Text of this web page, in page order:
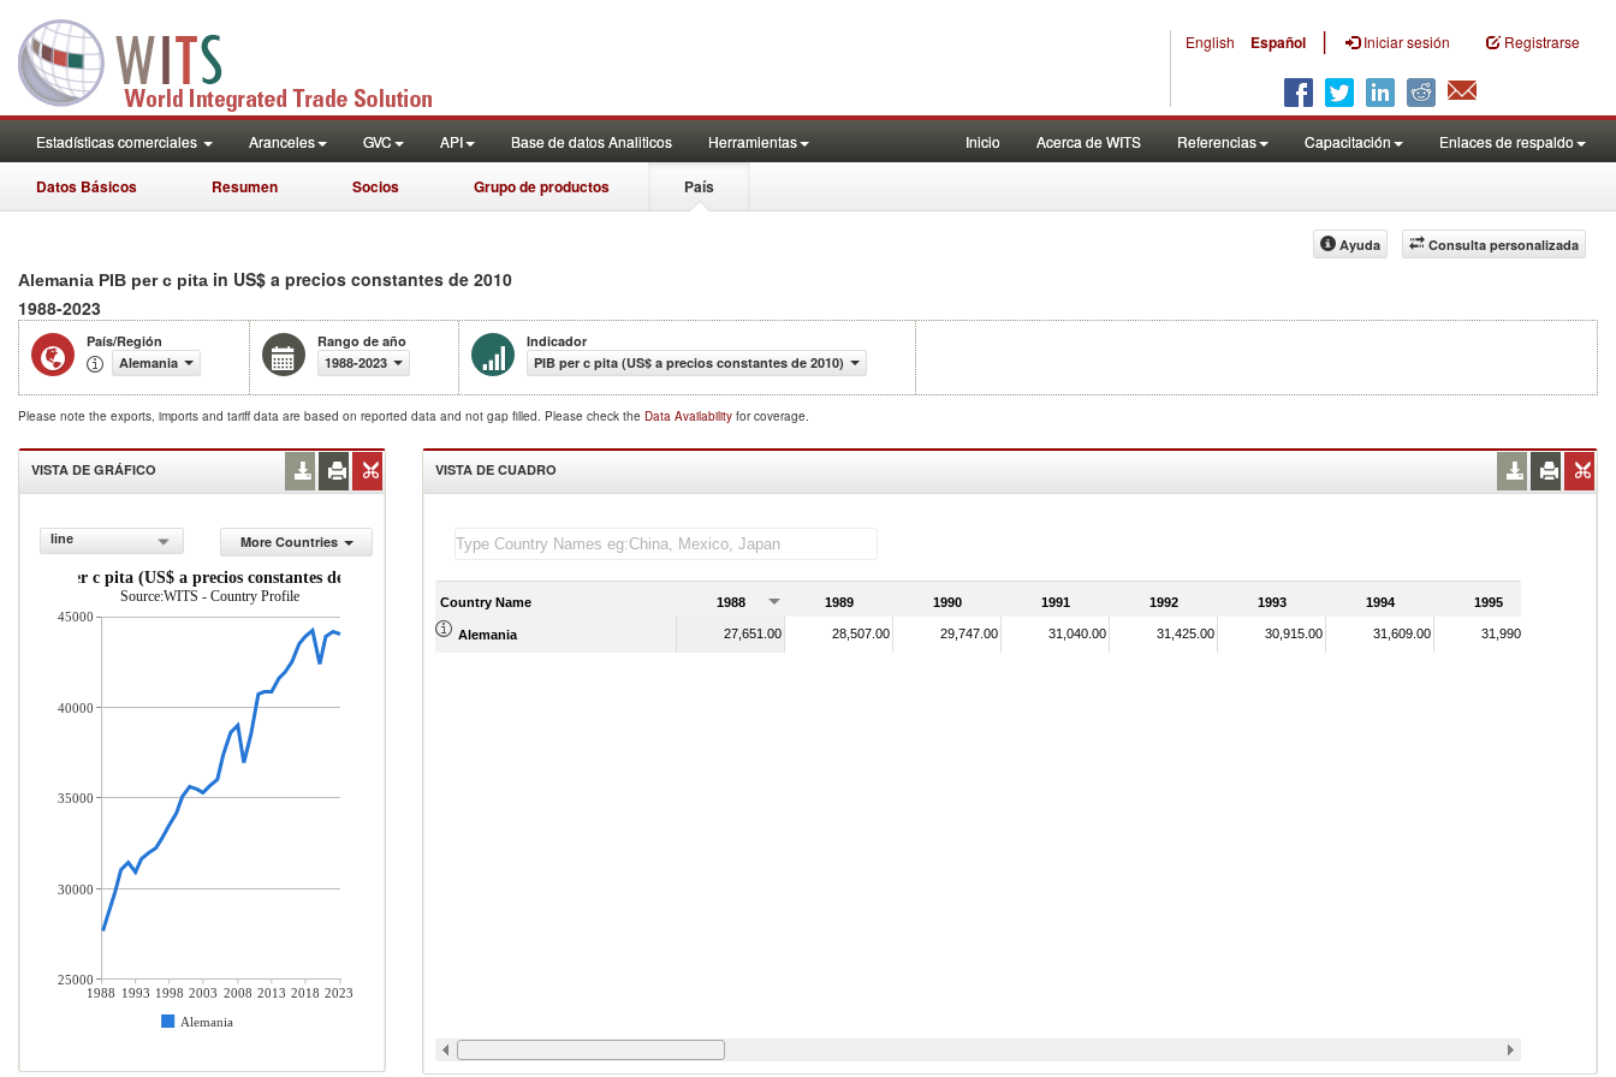
English Español | Iniciar sesión Registrarse
Estadísticas comerciales Aranceles GVC API Base de datos Analiticos Herramientas Inicio Acerca de WITS Referencias Capacitación Enlaces de respaldo
Datos Básicos Resumen Socios Grupo de productos País
Consulta personalizada
Ayuda
Alemania PIB per c pita in US$ a precios constantes de 2010
1988-2023
País/Región
Alemania
Rango de año
1988-2023
Indicador
PIB per c pita (US$ a precios constantes de 2010)
Please note the exports, imports and tariff data are based on reported data and not gap filled. Please check the Data Availability for coverage.
VISTA DE GRÁFICO
line
More Countries
PIB per c pita (US$ a precios constantes de 2010)
Source:WITS - Country Profile
1988 1993 1998 2003 2008 2013 2018 2023
Alemania
45000
40000
35000
30000
25000
VISTA DE CUADRO
Country Name 1988 1989 1990 1991 1992 1993 1994 1995
Alemania 27,651.00 28,507.00 29,747.00 31,040.00 31,425.00 30,915.00 31,609.00 31,990.00